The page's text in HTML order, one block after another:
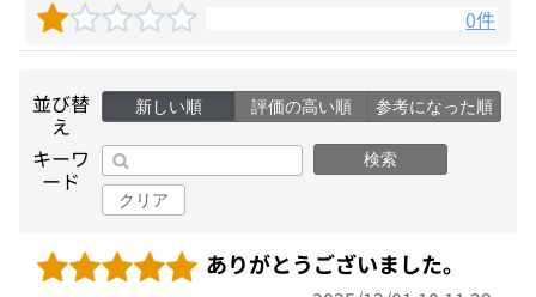
0件
並び替
え
新しい順 評価の高い順 参考になった順
キーワ
ード
検索
クリア
ありがとうございました。